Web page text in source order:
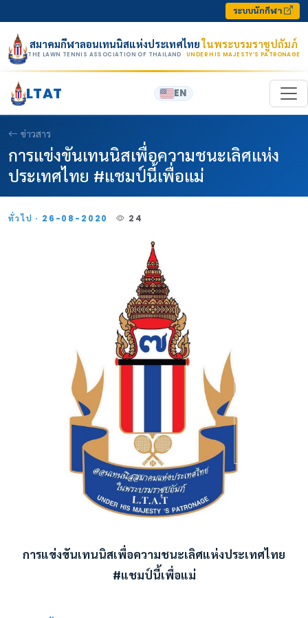
ระบบนักกีฬา
สมาคมกีฬาลอนเทนนิสแห่งประเทศไทยในพระบรมราชูปถัมภ์
THE LAWN TENNIS ASSOCIATION OF THAILAND · UNDER HIS MAJESTY’S PATRONAGE
LTAT EN
ข่าวสาร
การแข่งขันเทนนิสเพื่อความชนะเลิศแห่ง
ประเทศไทย #แชมป์นี้เพื่อแม่
ทั่วไป · 26-08-2020 24
การแข่งขันเทนนิสเพื่อความชนะเลิศแห่งประเทศไทย
#แชมป์นี้เพื่อแม่